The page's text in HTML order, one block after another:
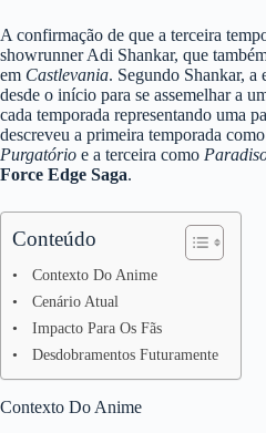
A confirmação de que a terceira
showrunner Adi Shankar, que
em Castlevania. Segundo Shankar, a
desde o início para se assemelhar a
cada temporada representando uma
descreveu a primeira temporada como
Purgatório e a terceira como
Force Edge Saga.
Conteúdo
Contexto Do Anime
Cenário Atual
Impacto Para Os Fãs
Desdobramentos Futuramente
Contexto Do Anime